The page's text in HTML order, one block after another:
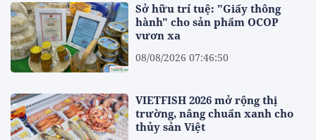
Sở hữu trí tuệ: "Giấy thông
hành" cho sản phẩm OCOP
vươn xa
08/08/2026 07:46:50
VIETFISH 2026 mở rộng thị
trường, nâng chuẩn xanh cho
thủy sản Việt